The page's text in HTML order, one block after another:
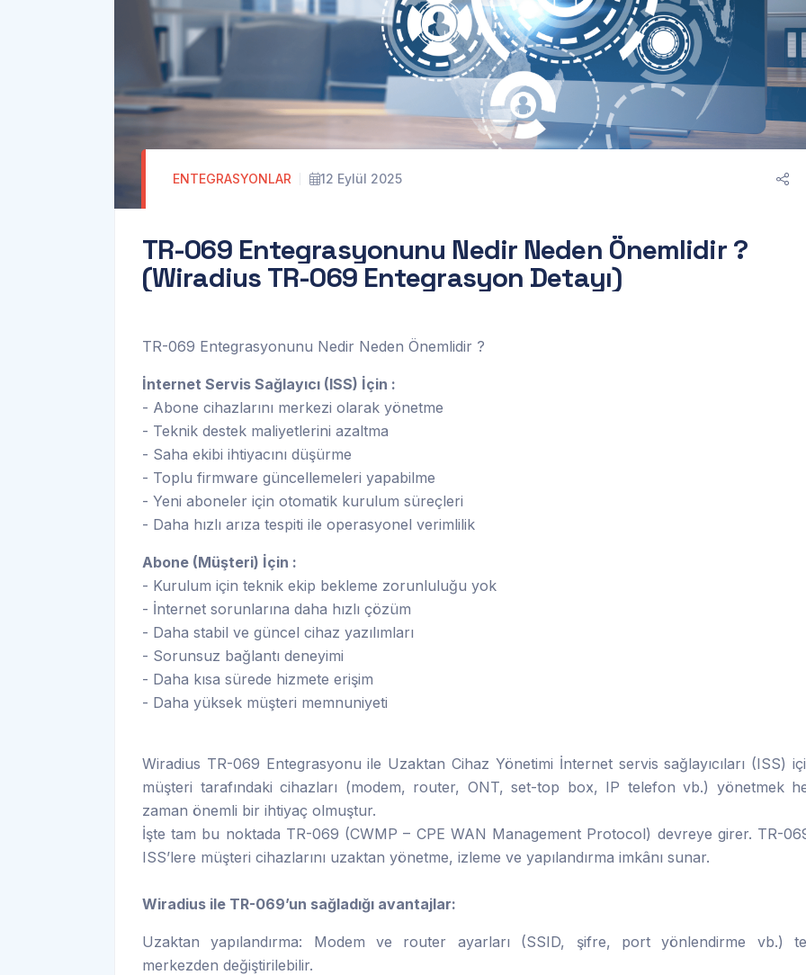
ENTEGRASYONLAR 12 Eylül 2025
TR-069 Entegrasyonunu Nedir Neden Önemlidir ?
(Wiradius TR-069 Entegrasyon Detayı)
TR-069 Entegrasyonunu Nedir Neden Önemlidir ?
İnternet Servis Sağlayıcı (ISS) İçin :
- Abone cihazlarını merkezi olarak yönetme
- Teknik destek maliyetlerini azaltma
- Saha ekibi ihtiyacını düşürme
- Toplu firmware güncellemeleri yapabilme
- Yeni aboneler için otomatik kurulum süreçleri
- Daha hızlı arıza tespiti ile operasyonel verimlilik
Abone (Müşteri) İçin :
- Kurulum için teknik ekip bekleme zorunluluğu yok
- İnternet sorunlarına daha hızlı çözüm
- Daha stabil ve güncel cihaz yazılımları
- Sorunsuz bağlantı deneyimi
- Daha kısa sürede hizmete erişim
- Daha yüksek müşteri memnuniyeti
Wiradius TR-069 Entegrasyonu ile Uzaktan Cihaz Yönetimi İnternet servis sağlayıcıları (ISS)
müşteri tarafındaki cihazları (modem, router, ONT, set-top box, IP telefon vb.) yönetmek
zaman önemli bir ihtiyaç olmuştur.
İşte tam bu noktada TR-069 (CWMP – CPE WAN Management Protocol) devreye girer. TR-
ISS’lere müşteri cihazlarını uzaktan yönetme, izleme ve yapılandırma imkânı sunar.
Wiradius ile TR-069’un sağladığı avantajlar:
Uzaktan yapılandırma: Modem ve router ayarları (SSID, şifre, port yönlendirme vb.)
merkezden değiştirilebilir.